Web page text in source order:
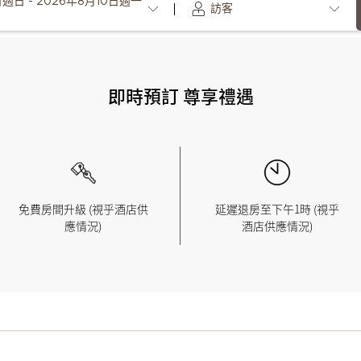
訪客
即時預訂 尊享禮遇
免費房間升級 (視乎酒店供
應情況)
延遲退房至下午1時 (視乎
酒店供應情況)